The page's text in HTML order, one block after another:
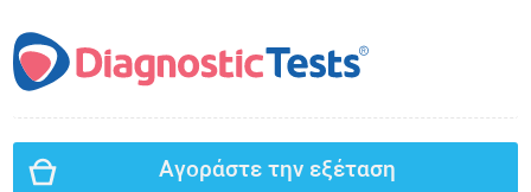
Αγοράστε την εξέταση